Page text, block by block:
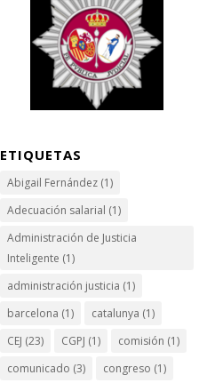
ETIQUETAS
Abigail Fernández (1)
Adecuación salarial (1)
Administración de Justicia
Inteligente (1)
administración justicia (1)
barcelona (1) catalunya (1)
CEJ (23) CGPJ (1) comisión (1)
comunicado (3) congreso (1)